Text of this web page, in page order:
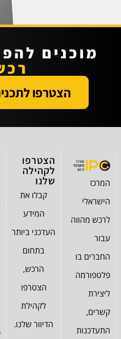
מוכנים
הצטרפו
המרכז
הישראלי
לרכש מהווה
עבור
החברים בו
פלטפורמה
ליצירת
קשרים,
התעדכנות
הצטרפו
לקהילה
שלנו
קבלו את
המידע
העדכני ביותר
בתחום
הרכש,
הצטרפו
לקהילת
הדיוור שלנו.